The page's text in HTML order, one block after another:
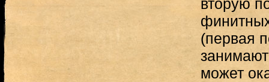
вторую
(первая
может